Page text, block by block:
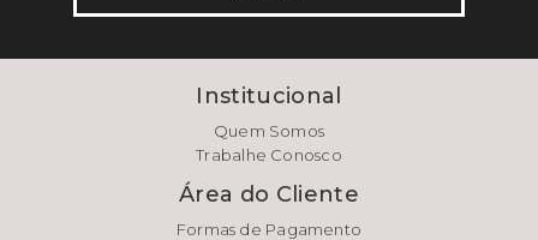
Institucional
Quem Somos
Trabalhe Conosco
Área do Cliente
Formas de Pagamento